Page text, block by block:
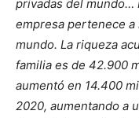
privadas del mundo…
empresa pertenece a
mundo. La riqueza
familia es de 42.900
aumentó en 14.400
2020, aumentando a